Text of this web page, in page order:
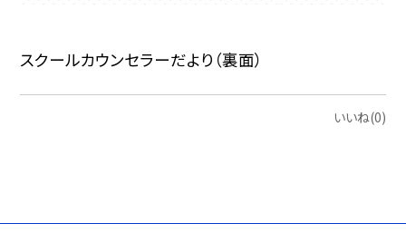
スクールカウンセラーだより（裏面）
いいね(0)